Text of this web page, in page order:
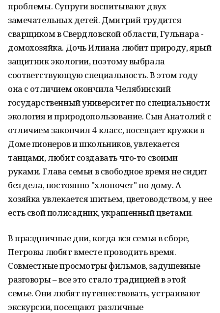
проблемы. Супруги воспитывают двух
замечательных детей. Дмитрий трудится
сварщиком в Свердловской области, Гульнара -
домохозяйка. Дочь Илиана любит природу, ярый
защитник экологии, поэтому выбрала
соответствующую специальность. В этом году
она с отличием окончила Челябинский
государственный университет по специальности
экология и природопользование. Сын Анатолий с
отличием закончил 4 класс, посещает кружки в
Доме пионеров и школьников, увлекается
танцами, любит создавать что-то своими
руками. Глава семьи в свободное время не сидит
без дела, постоянно "хлопочет" по дому. А
хозяйка увлекается шитьем, цветоводством, у нее
есть свой полисадник, украшенный цветами.
В праздничные дни, когда вся семья в сборе,
Петровы любят вместе проводить время.
Совместные просмотры фильмов, задушевные
разговоры – все это стало традицией в этой
семье. Они любят путешествовать, устраивают
экскурсии, посещают различные